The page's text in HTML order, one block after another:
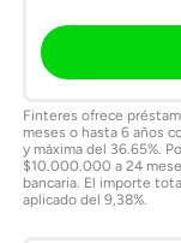
Finteres ofrece
meses o hasta 6 años
y máxima del 36.65%.
$10.000.000 a 24
bancaria. El importe
aplicado del 9,38%.